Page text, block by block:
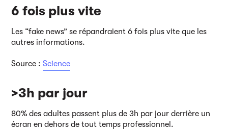
6 fois plus vite
Les “fake news” se répandraient 6 fois plus vite que les
autres informations.
Source :Science
>3h par jour
80% des adultes passent plus de 3h par jour derrière un
écran en dehors de tout temps professionnel.